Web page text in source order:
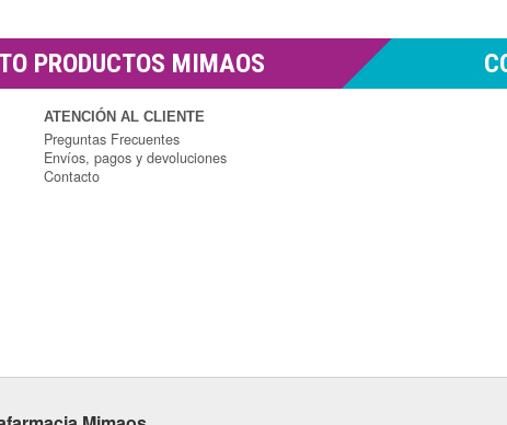
PRODUCTOS MIMAOS
ATENCIÓN AL CLIENTE
Preguntas Frecuentes
Envíos, pagos y devoluciones
Contacto